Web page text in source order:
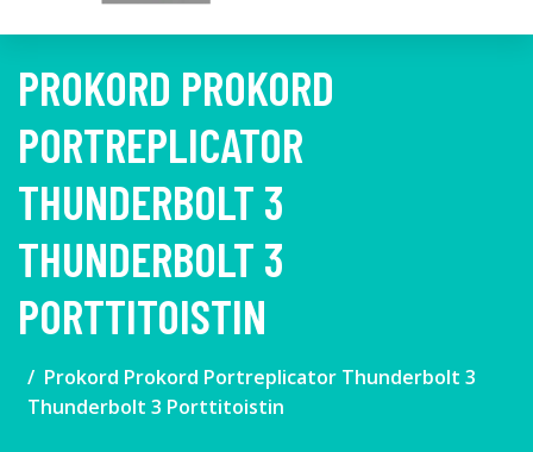
PROKORD PROKORD
PORTREPLICATOR
THUNDERBOLT 3
THUNDERBOLT 3
PORTTITOISTIN
Prokord Prokord Portreplicator Thunderbolt 3
Thunderbolt 3 Porttitoistin